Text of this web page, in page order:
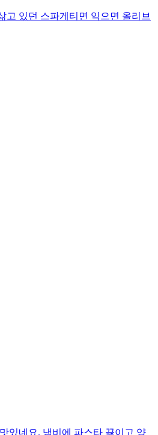
고 있던 스파게티면 익으면 올리브
있네요. 냄비에 파스타 끓이고 양